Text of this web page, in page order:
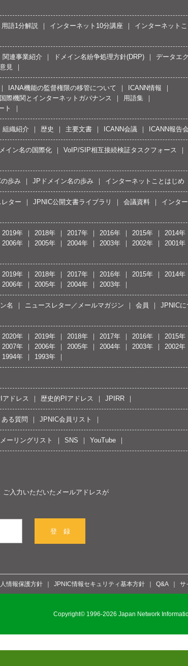
語1分解説 インターネット10分講座
インターネット
関連事業紹介 ドメイン名紛争処理方針(DRP)
データエ
見
IANA機能の監督権限の移管について
ICANN情報
国際機関とインターネットガバナンス
用語集
ト
組織紹介 歴史 主要文書 ICANN会議 ICANN報告会
イン名の国際化 VoIP/SIP相互接続検証タスクフォース
歩み JPドメイン名の歩み インターネットことはじめ
ター JPNIC公開文書ライブラリ 会議資料
インタ
2019年 2018年 2017年 2016年 2015年 2014年
2006年 2005年 2004年 2003年 2002年 2001年
2019年 2018年 2017年 2016年 2015年 2014年
2006年 2005年 2004年 2003年
名 ニュースレター／メールマガジン 会員 JPNICに
2020年 2019年 2018年 2017年 2016年 2015年
2007年 2006年 2005年 2004年 2003年 2002年
1994年 1993年
アドレス 歴史的PIアドレス JPIRR
ある質問 JPNIC会員リスト
ーリングリスト SNS YouTube
入力いただいたメールアドレスが
登 録
情報保護方針 JPNIC情報セキュリティ基本方針 Q&A サ
Copyright© 1996-2026 Japan Network